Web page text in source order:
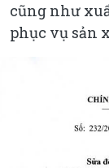
cũng như
phục vụ sản